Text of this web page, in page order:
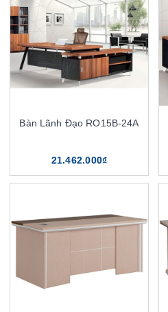
Bàn Lãnh Đạo RO15B-24A
21.462.000₫